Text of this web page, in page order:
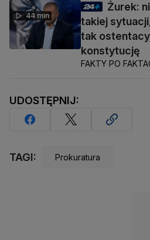
44 min
Żurek:
takiej
tak
konstytucję
FAKTY PO
UDOSTĘPNIJ:
TAGI: Prokuratura